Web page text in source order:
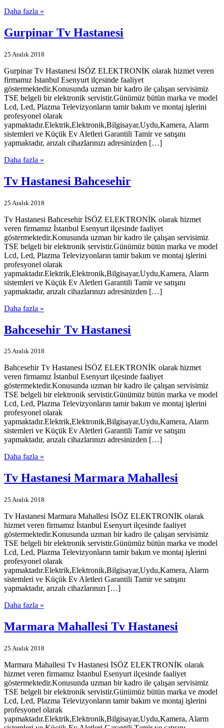
Daha fazla »
Gurpinar Tv Hastanesi
25 Aralık 2018
Gurpinar Tv Hastanesi İSÖZ ELEKTRONİK olarak hizmet veren
firmamız İstanbul Esenyurt ilçesinde faaliyet
göstermektedir.Konusunda uzman bir kadro ile çalışan servisimiz
TSE belgeli bir elektronik servistir.Günümüz bütün marka ve model
Lcd, Led, Plazma Televizyonların tamir bakım ve montaj işlerini
profesyonel olarak
yapmaktadır.Elektrik,Elektronik,Bilgisayar,Uydu,Kamera, Alarm
sistemleri ve Küçük Ev Aletleri Garantili Tamir ve satışını
yapmaktadır, arızalı cihazlarınızı adresinizden […]
Daha fazla »
Tv Hastanesi Bahcesehir
25 Aralık 2018
Tv Hastanesi Bahcesehir İSÖZ ELEKTRONİK olarak hizmet
veren firmamız İstanbul Esenyurt ilçesinde faaliyet
göstermektedir.Konusunda uzman bir kadro ile çalışan servisimiz
TSE belgeli bir elektronik servistir.Günümüz bütün marka ve model
Lcd, Led, Plazma Televizyonların tamir bakım ve montaj işlerini
profesyonel olarak
yapmaktadır.Elektrik,Elektronik,Bilgisayar,Uydu,Kamera, Alarm
sistemleri ve Küçük Ev Aletleri Garantili Tamir ve satışını
yapmaktadır, arızalı cihazlarınızı adresinizden […]
Daha fazla »
Bahcesehir Tv Hastanesi
25 Aralık 2018
Bahcesehir Tv Hastanesi İSÖZ ELEKTRONİK olarak hizmet
veren firmamız İstanbul Esenyurt ilçesinde faaliyet
göstermektedir.Konusunda uzman bir kadro ile çalışan servisimiz
TSE belgeli bir elektronik servistir.Günümüz bütün marka ve model
Lcd, Led, Plazma Televizyonların tamir bakım ve montaj işlerini
profesyonel olarak
yapmaktadır.Elektrik,Elektronik,Bilgisayar,Uydu,Kamera, Alarm
sistemleri ve Küçük Ev Aletleri Garantili Tamir ve satışını
yapmaktadır, arızalı cihazlarınızı adresinizden […]
Daha fazla »
Tv Hastanesi Marmara Mahallesi
25 Aralık 2018
Tv Hastanesi Marmara Mahallesi İSÖZ ELEKTRONİK olarak
hizmet veren firmamız İstanbul Esenyurt ilçesinde faaliyet
göstermektedir.Konusunda uzman bir kadro ile çalışan servisimiz
TSE belgeli bir elektronik servistir.Günümüz bütün marka ve model
Lcd, Led, Plazma Televizyonların tamir bakım ve montaj işlerini
profesyonel olarak
yapmaktadır.Elektrik,Elektronik,Bilgisayar,Uydu,Kamera, Alarm
sistemleri ve Küçük Ev Aletleri Garantili Tamir ve satışını
yapmaktadır, arızalı cihazlarınızı […]
Daha fazla »
Marmara Mahallesi Tv Hastanesi
25 Aralık 2018
Marmara Mahallesi Tv Hastanesi İSÖZ ELEKTRONİK olarak
hizmet veren firmamız İstanbul Esenyurt ilçesinde faaliyet
göstermektedir.Konusunda uzman bir kadro ile çalışan servisimiz
TSE belgeli bir elektronik servistir.Günümüz bütün marka ve model
Lcd, Led, Plazma Televizyonların tamir bakım ve montaj işlerini
profesyonel olarak
yapmaktadır.Elektrik,Elektronik,Bilgisayar,Uydu,Kamera, Alarm